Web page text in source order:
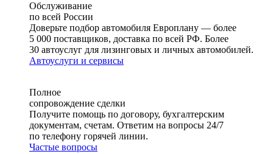
Обслуживание
по всей России
Доверьте подбор автомобиля Европлану — более
5 000 поставщиков, доставка по всей РФ. Более
30 автоуслуг для лизинговых и личных автомобилей.
Автоуслуги и сервисы
Полное
сопровождение сделки
Получите помощь по договору, бухгалтерским
документам, счетам. Ответим на вопросы 24/7
по телефону горячей линии.
Частые вопросы